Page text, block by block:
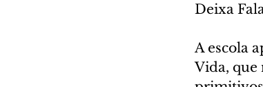
Deixa
A escola
Vida, que